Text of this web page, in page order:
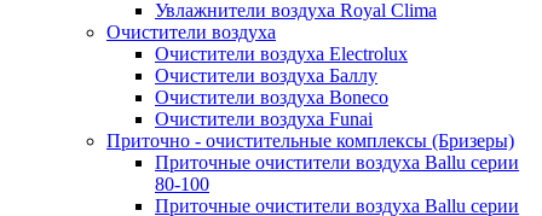
Увлажнители воздуха Royal Clima
Очистители воздуха
Очистители воздуха Electrolux
Очистители воздуха Баллу
Очистители воздуха Boneco
Очистители воздуха Funai
Приточно - очистительные комплексы (Бризеры)
Приточные очистители воздуха Ballu серии
80-100
Приточные очистители воздуха Ballu серии